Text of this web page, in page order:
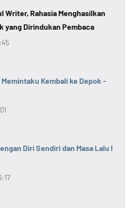
Rahasia Menghasilkan
yang Dirindukan Pembaca
Kembali ke Depok -
Diri Sendiri dan Masa Lalu I